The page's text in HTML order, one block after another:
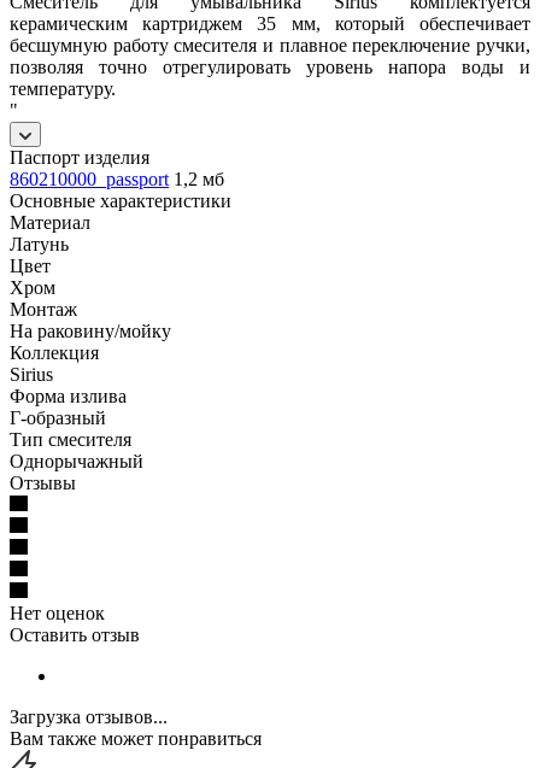
керамическим картриджем 35 мм, который обеспечивает
бесшумную работу смесителя и плавное переключение ручки,
позволяя точно отрегулировать уровень напора воды и
температуру.
"
Паспорт изделия
860210000_passport 1,2 мб
Основные характеристики
Материал
Латунь
Цвет
Хром
Монтаж
На раковину/мойку
Коллекция
Sirius
Форма излива
Г-образный
Тип смесителя
Однорычажный
Отзывы
Нет оценок
Оставить отзыв
Загрузка отзывов...
Вам также может понравиться